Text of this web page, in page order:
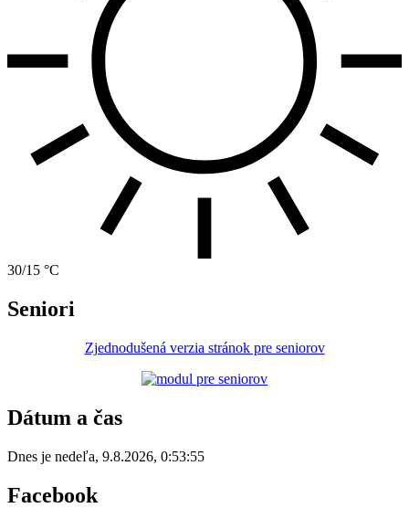
30/15 °C
Seniori
Zjednodušená verzia stránok pre seniorov
Dátum a čas
Dnes je nedeľa, 9.8.2026, 0:53:55
Facebook